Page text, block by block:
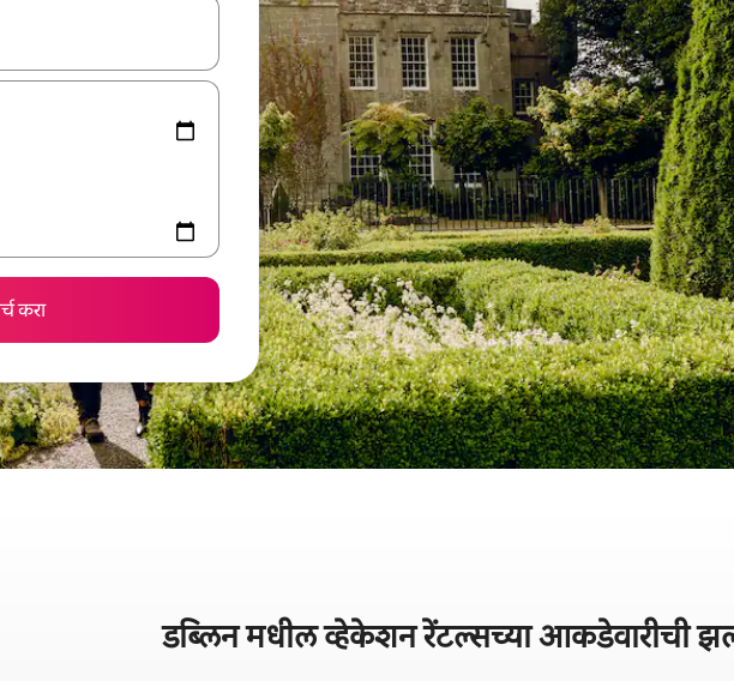
वरच्या आणि खाली बाणांच्या किजसह नेव्हिगेट करा किंवा स्पर्शाने स्वाइप जेश्चर्स वापरून एक्सप्लोर करा.
करा
डब्लिन मधील व्हेकेशन रेंटल्सच्या आकडेवारीची